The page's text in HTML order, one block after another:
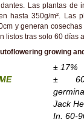
Las plantas de
hasta 350g/m². Las
y generan cosechas
listos tras solo 60 días
growing
± 17%
±
Jack
In. 60-